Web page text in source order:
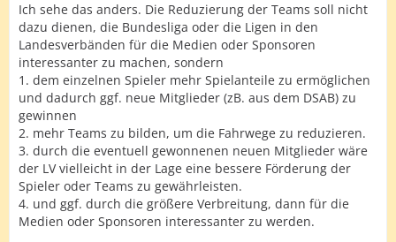
Ich sehe das anders. Die Reduzierung der Teams soll nicht
dazu dienen, die Bundesliga oder die Ligen in den
Landesverbänden für die Medien oder Sponsoren
interessanter zu machen, sondern
1. dem einzelnen Spieler mehr Spielanteile zu ermöglichen
und dadurch ggf. neue Mitglieder (zB. aus dem DSAB) zu
gewinnen
2. mehr Teams zu bilden, um die Fahrwege zu reduzieren.
3. durch die eventuell gewonnenen neuen Mitglieder wäre
der LV vielleicht in der Lage eine bessere Förderung der
Spieler oder Teams zu gewährleisten.
4. und ggf. durch die größere Verbreitung, dann für die
Medien oder Sponsoren interessanter zu werden.